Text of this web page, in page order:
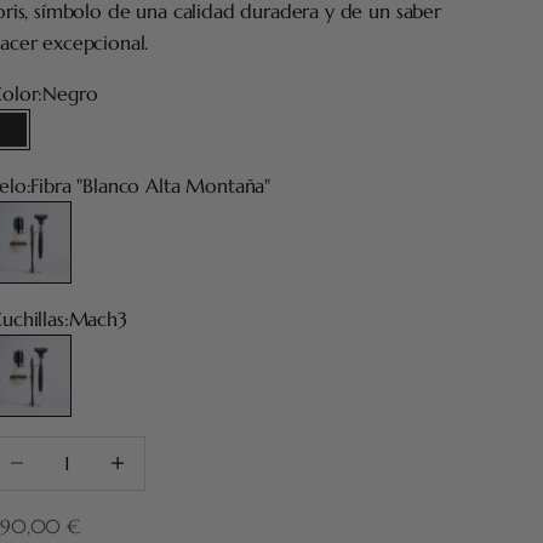
símbolo de una calidad duradera y de un saber
excepcional.
Negro
Negro
Fibra "Blanco Alta Montaña"
Fibra "Blanco Alta Montaña"
Mach3
Mach3
Reducir cantidadAumentar cantidad
de oferta
€